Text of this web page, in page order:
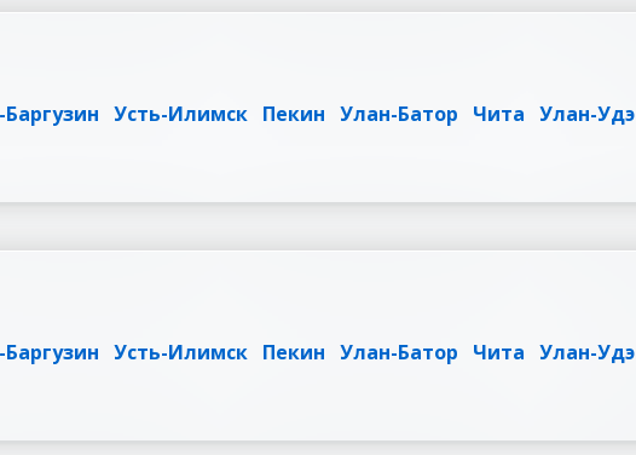
Усть-Илимск Пекин Улан-Батор Чита Улан-Удэ
Усть-Илимск Пекин Улан-Батор Чита Улан-Удэ